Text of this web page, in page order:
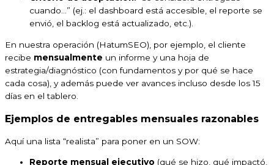
cuando…” (ej.: el dashboard está accesible, el reporte se
envió, el backlog está actualizado, etc.).
En nuestra operación (HatumSEO), por ejemplo, el cliente
recibe mensualmente un informe y una hoja de
estrategia/diagnóstico (con fundamentos y por qué se hace
cada cosa), y además puede ver avances incluso desde los 15
días en el tablero.
Ejemplos de entregables mensuales razonables
Aquí una lista “realista” para poner en un SOW:
Reporte mensual ejecutivo (qué se hizo, qué impactó,